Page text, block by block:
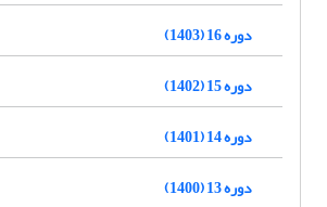
دوره 16 (1403)
دوره 15 (1402)
دوره 14 (1401)
دوره 13 (1400)